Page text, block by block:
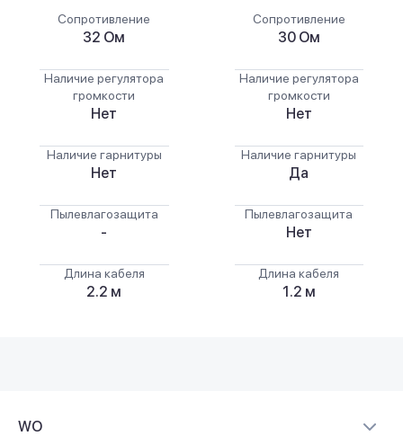
Сопротивление
32 Ом
Наличие регулятора
громкости
Нет
Наличие гарнитуры
Нет
Пылевлагозащита
-
Длина кабеля
2.2 м
Сопротивление
30 Ом
Наличие регулятора
громкости
Нет
Наличие гарнитуры
Да
Пылевлагозащита
Нет
Длина кабеля
1.2 м
WO